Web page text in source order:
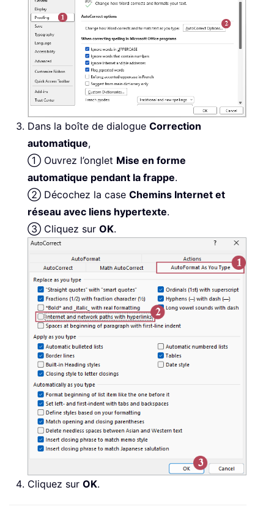
Dans la boîte de dialogue Correction
automatique,
① Ouvrez l’onglet Mise en forme
automatique pendant la frappe.
② Décochez la case Chemins Internet et
réseau avec liens hypertexte.
③ Cliquez sur OK.
Cliquez sur OK.